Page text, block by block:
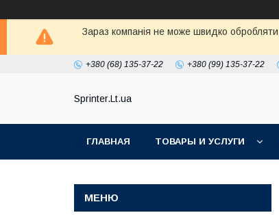
Зараз компанія не може швидко
+380 (68) 135-37-22 +380 (99) 135-37-22
Sprinter.Lt.ua
ГЛАВНАЯ ТОВАРЫ И УСЛУГИ